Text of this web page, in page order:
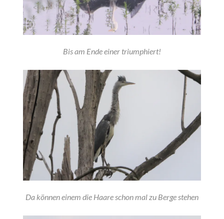
Bis am Ende einer triumphiert!
Da können einem die Haare schon mal zu Berge stehen